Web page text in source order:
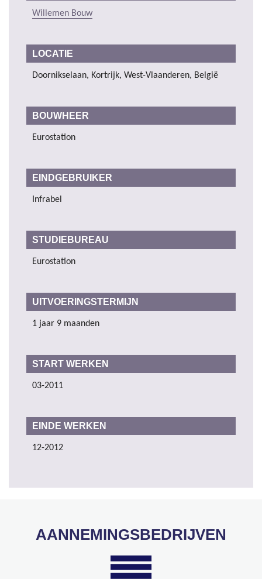
Willemen Bouw
LOCATIE
Doornikselaan, Kortrijk, West-Vlaanderen, België
BOUWHEER
Eurostation
EINDGEBRUIKER
Infrabel
STUDIEBUREAU
Eurostation
UITVOERINGSTERMIJN
1 jaar 9 maanden
START WERKEN
03-2011
EINDE WERKEN
12-2012
AANNEMINGSBEDRIJVEN